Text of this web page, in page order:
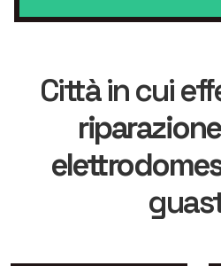
Città in cui